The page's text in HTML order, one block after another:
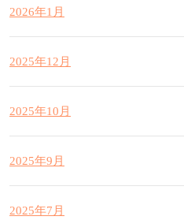
2026年1月
2025年12月
2025年10月
2025年9月
2025年7月